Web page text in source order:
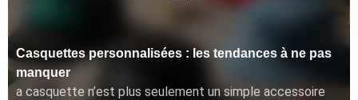
Casquettes personnalisées : les tendances à ne pas
manquer
a casquette n’est plus seulement un simple accessoire